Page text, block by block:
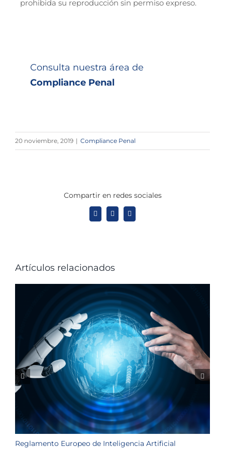
prohibida su reproducción sin permiso expreso.
Consulta nuestra área de
Compliance Penal
20 noviembre, 2019 | Compliance Penal
Compartir en redes sociales
X LinkedInWhatsApp
Artículos relacionados
Reglamento Europeo de Inteligencia Artificial